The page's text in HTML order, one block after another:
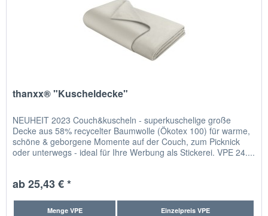
thanxx® "Kuscheldecke"
NEUHEIT 2023 Couch&kuscheln - superkuschelige große
Decke aus 58% recycelter Baumwolle (Ökotex 100) für warme,
schöne & geborgene Momente auf der Couch, zum Picknick
oder unterwegs - ideal für Ihre Werbung als Stickerei. VPE 24....
ab 25,43 € *
Menge VPE Einzelpreis VPE